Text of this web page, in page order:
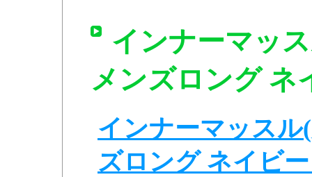
インナーマッ
メンズロング ネ
インナーマッス
ズロング ネイビ